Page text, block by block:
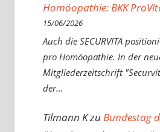
Homöopathie: BKK
15/06/2026
Auch die SECURVITA
pro Homöopathie. In der
Mitgliederzeitschrift
der…
Tilmann KzuBundestag